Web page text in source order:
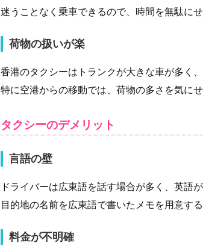
迷うことなく乗車できるので、時間を無駄に
荷物の扱いが楽
香港のタクシーはトランクが大きな車が多く
特に空港からの移動では、荷物の多さを気に
タクシーのデメリット
言語の壁
ドライバーは広東語を話す場合が多く、英語
目的地の名前を広東語で書いたメモを用意する
料金が不明確